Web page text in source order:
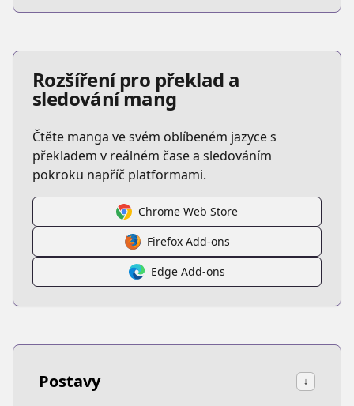
Rozšíření pro překlad a
sledování mang
Čtěte manga ve svém oblíbeném jazyce s
překladem v reálném čase a sledováním
pokroku napříč platformami.
Chrome Web Store
Firefox Add-ons
Edge Add-ons
Postavy ↓